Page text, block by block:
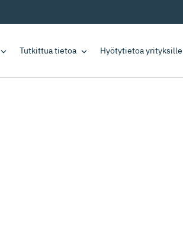
Tutkittua tietoa Hyötytietoa yrityksille